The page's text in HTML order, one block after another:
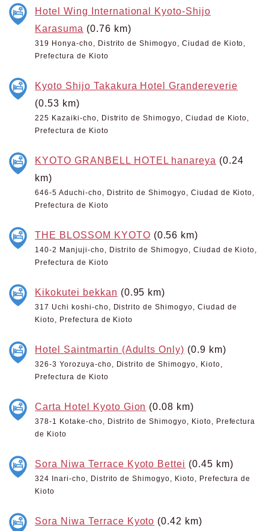
Hotel Wing International Kyoto-Shijo
Karasuma (0.76 km)
319 Honya-cho, Distrito de Shimogyo, Ciudad de Kioto,
Prefectura de Kioto
Kyoto Shijo Takakura Hotel Grandereverie
(0.53 km)
225 Kazaiki-cho, Distrito de Shimogyo, Ciudad de Kioto,
Prefectura de Kioto
KYOTO GRANBELL HOTEL hanareya (0.24
km)
646-5 Aduchi-cho, Distrito de Shimogyo, Ciudad de Kioto,
Prefectura de Kioto
THE BLOSSOM KYOTO (0.56 km)
140-2 Manjuji-cho, Distrito de Shimogyo, Ciudad de Kioto,
Prefectura de Kioto
Kikokutei bekkan (0.95 km)
317 Uchi koshi-cho, Distrito de Shimogyo, Ciudad de
Kioto, Prefectura de Kioto
Hotel Saintmartin (Adults Only) (0.9 km)
326-3 Yorozuya-cho, Distrito de Shimogyo, Kioto,
Prefectura de Kioto
Carta Hotel Kyoto Gion (0.08 km)
378-1 Kotake-cho, Distrito de Shimogyo, Kioto, Prefectura
de Kioto
Sora Niwa Terrace Kyoto Bettei (0.45 km)
324 Inari-cho, Distrito de Shimogyo, Kioto, Prefectura de
Kioto
Sora Niwa Terrace Kyoto (0.42 km)